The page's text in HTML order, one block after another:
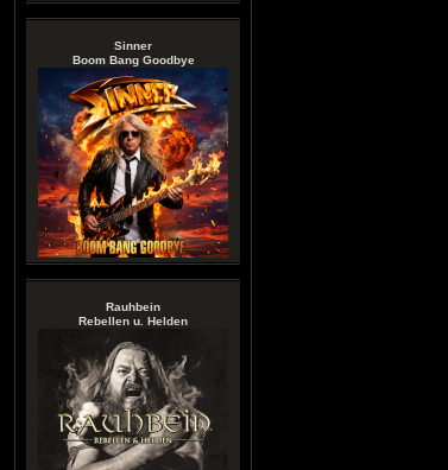
Sinner
Boom Bang Goodbye
Rauhbein
Rebellen u. Helden